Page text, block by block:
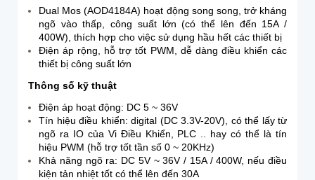
Dual Mos (AOD4184A) hoạt động song song, trở kháng
ngõ vào thấp, công suất lớn (có thể lên đến 15A /
400W), thích hợp cho việc sử dụng hầu hết các thiết bị
Điện áp rộng, hỗ trợ tốt PWM, dễ dàng điều khiển các
thiết bị công suất lớn
Thông số kỹ thuật
Điện áp hoạt động: DC 5 ~ 36V
Tín hiệu điều khiển: digital (DC 3.3V-20V), có thể lấy từ
ngõ ra IO của Vi Điều Khiển, PLC .. hay có thể là tín
hiệu PWM (hỗ trợ tốt tần số 0 ~ 20KHz)
Khả năng ngõ ra: DC 5V ~ 36V / 15A / 400W, nếu điều
kiện tản nhiệt tốt có thể lên đến 30A